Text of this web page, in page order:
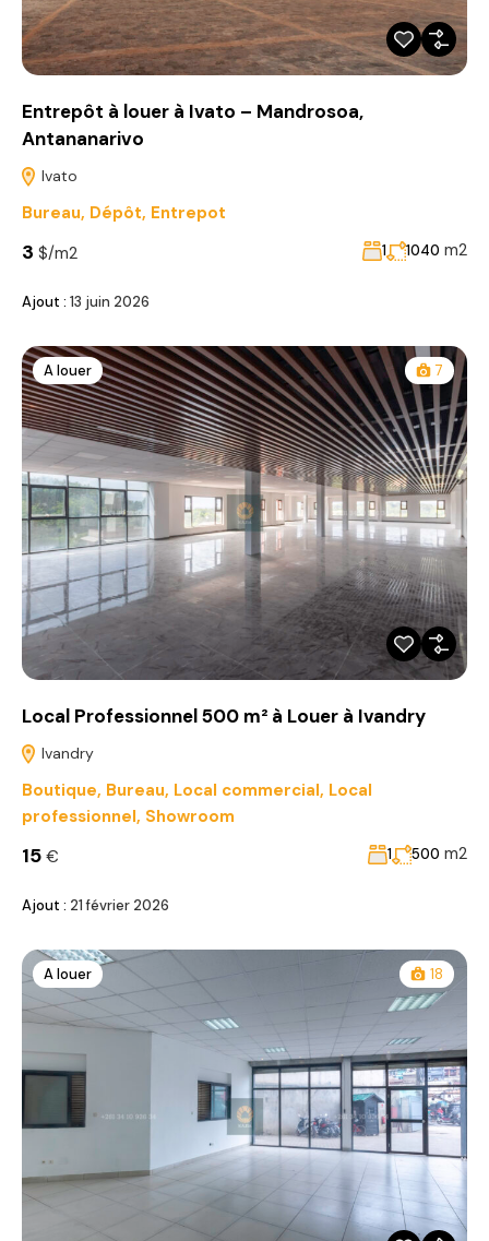
Entrepôt à louer à Ivato – Mandrosoa,
Antananarivo
Ivato
Bureau, Dépôt, Entrepot
3 $/m2 1 1040 m2
Ajout : 13 juin 2026
A louer 7
Local Professionnel 500 m² à Louer à Ivandry
Ivandry
Boutique, Bureau, Local commercial, Local
professionnel, Showroom
15 € 1 500 m2
Ajout : 21 février 2026
A louer 18